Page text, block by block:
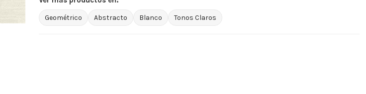
Geométrico Abstracto Blanco Tonos Claros